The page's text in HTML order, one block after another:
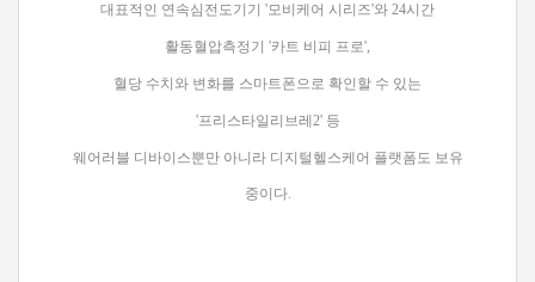
대표적인 연속심전도기기 '모비케어 시리즈'와 24시간
활동혈압측정기 '카트 비피 프로',
혈당 수치와 변화를 스마트폰으로 확인할 수 있는
'프리스타일리브레2' 등
웨어러블 디바이스뿐만 아니라 디지털헬스케어 플랫폼도 보유
중이다.